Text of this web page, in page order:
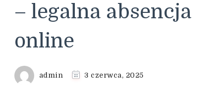
– legalna absencja
online
admin 3 czerwca, 2025